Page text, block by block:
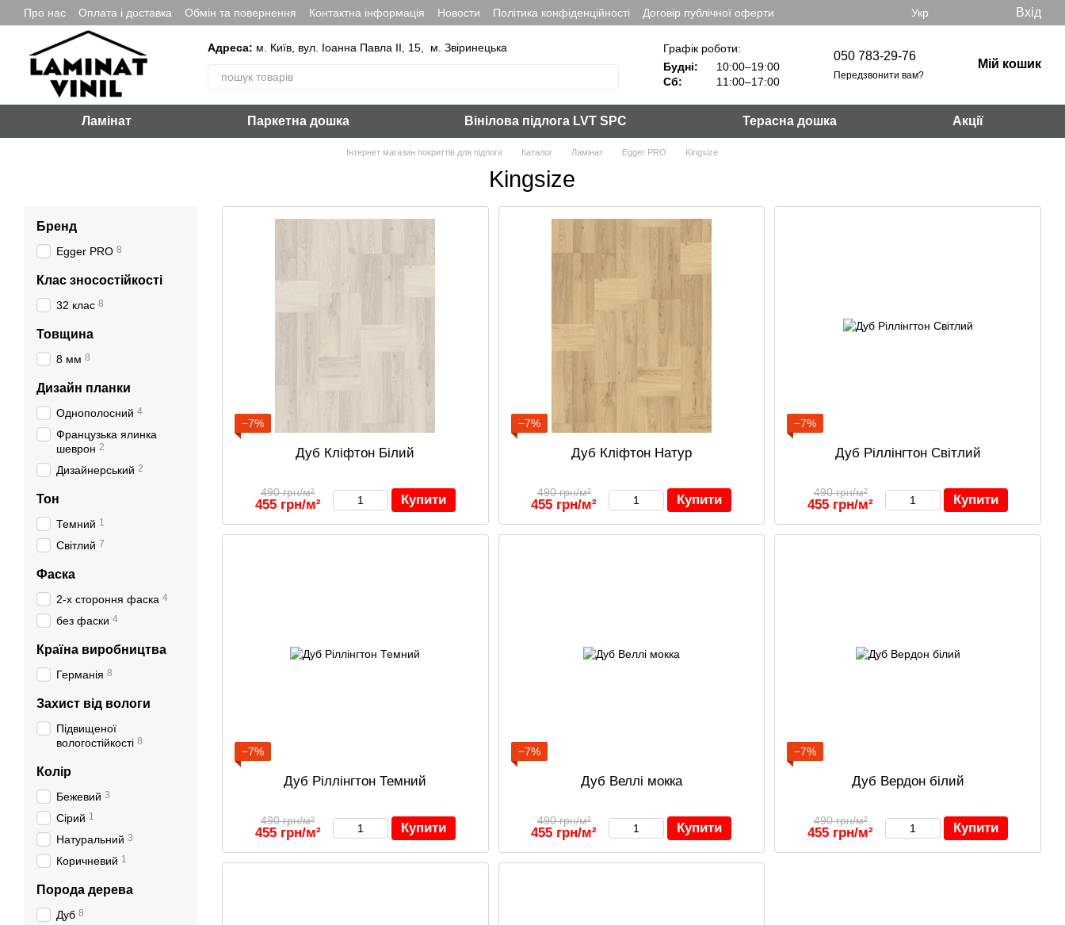
Перейти до основного контенту
Про нас Оплата і доставка Обмін та повернення Контактна інформація Новости Політика конфіденційності Договір публічної оферти Укр Вхід
Адреса: м. Київ, вул. Іоанна Павла ІІ, 15, м. Звіринецька
Графік роботи:
Будні:
10:00–19:00
Сб:
11:00–17:00
050 783-29-76
Передзвонити вам?
Мій кошик
Ламінат Паркетна дошка Вінілова підлога LVT SPC Терасна дошка Акції
Інтернет магазин покриттів для підлоги Каталог Ламінат Egger PRO Kingsize
Kingsize
−7%
Дуб Кліфтон Білий
490 грн/м²
455 грн/м² Купити
−7%
Дуб Кліфтон Натур
490 грн/м²
455 грн/м² Купити
−7%
Дуб Ріллінгтон Світлий
490 грн/м²
455 грн/м² Купити
−7%
Дуб Ріллінгтон Темний
490 грн/м²
455 грн/м² Купити
−7%
Дуб Веллі мокка
490 грн/м²
455 грн/м² Купити
−7%
Дуб Вердон білий
490 грн/м²
455 грн/м² Купити
Бренд
Egger PRO 8
Клас зносостійкості
32 клас 8
Товщина
8 мм 8
Дизайн планки
Однополосний 4
Французька ялинка
шеврон 2
Дизайнерський 2
Тон
Темний 1
Світлий 7
Фаска
2-х стороння фаска 4
без фаски 4
Країна виробництва
Германія 8
Захист від вологи
Підвищеної
вологостійкості 8
Колір
Бежевий 3
Сірий 1
Натуральний 3
Коричневий 1
Порода дерева
Дуб 8